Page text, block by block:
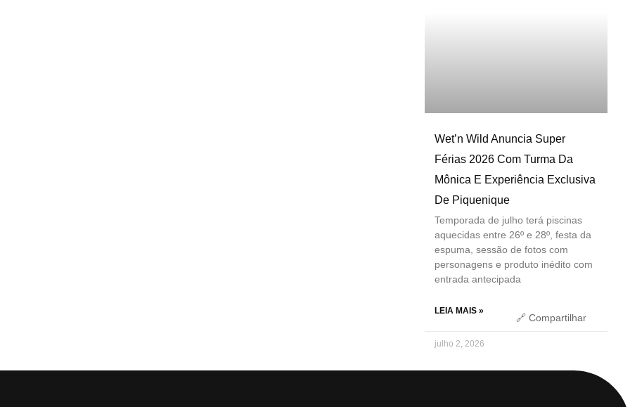
Wet’n Wild Anuncia Super
Férias 2026 Com Turma Da
Mônica E Experiência Exclusiva
De Piquenique
Temporada de julho terá piscinas
aquecidas entre 26º e 28º, festa da
espuma, sessão de fotos com
personagens e produto inédito com
entrada antecipada
LEIA MAIS »
🔗 Compartilhar
julho 2, 2026